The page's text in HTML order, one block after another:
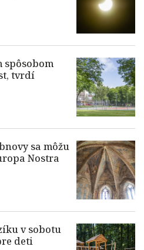
spôsobom
tvrdí
sa môžu
Nostra
v sobotu
deti